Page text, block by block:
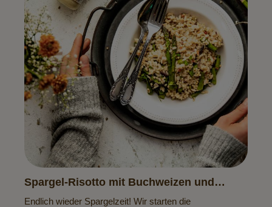
Spargel-Risotto mit Buchweizen und
Endlich wieder Spargelzeit! Wir starten die